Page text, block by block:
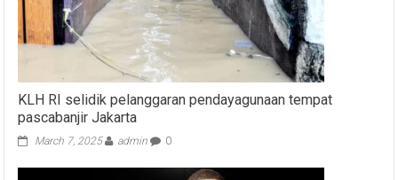
KLH RI selidik pelanggaran pendayagunaan tempat
pascabanjir Jakarta
March 7, 2025 admin 0